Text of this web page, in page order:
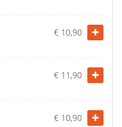
€ 10,90
€ 11,90
€ 10,90